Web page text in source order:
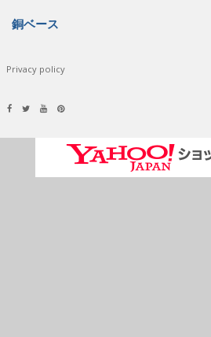
銅ベース
Privacy policy